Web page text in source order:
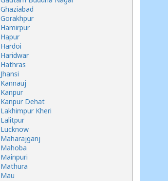
Ghaziabad
Gorakhpur
Hamirpur
Hapur
Hardoi
Haridwar
Hathras
Jhansi
Kannauj
Kanpur
Kanpur Dehat
Lakhimpur Kheri
Lalitpur
Lucknow
Maharajganj
Mahoba
Mainpuri
Mathura
Mau